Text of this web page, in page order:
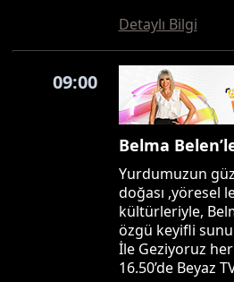
Detaylı Bilgi
09:00
Belma
Yurdumuzun
doğası ,yöresel
kültürleriyle,
özgü keyifli
İle Geziyoruz
16.50’de Beyaz